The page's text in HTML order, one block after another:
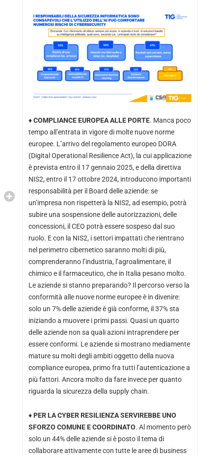
♦COMPLIANCE EUROPEA ALLE PORTE. Manca poco
tempo all’entrata in vigore di molte nuove norme
europee. L’arrivo del regolamento europeo DORA
(Digital Operational Resilience Act), la cui applicazione
è prevista entro il 17 gennaio 2025, e della direttiva
NIS2, entro il 17 ottobre 2024, introducono importanti
responsabilità per il Board delle aziende: se
un’impresa non rispetterà la NIS2, ad esempio, potrà
subire una sospensione delle autorizzazioni, delle
concessioni, il CEO potrà essere sospeso dal suo
ruolo. E con la NIS2, i settori impattati che rientrano
nel perimetro cibernetico saranno molti di più,
comprenderanno l’industria, l’agroalimentare, il
chimico e il farmaceutico, che in Italia pesano molto.
Le aziende si stanno preparando? Il percorso verso la
conformità alle nuove norme europee è in divenire:
solo un 7% delle aziende è già conforme, il 37% sta
iniziando a muovere i primi passi. Quasi un quarto
delle aziende non sa quali azioni intraprendere per
essere conformi. Le aziende si mostrano mediamente
mature su molti degli ambiti oggetto della nuova
compliance europea, primo fra tutti l’autenticazione a
più fattori. Ancora molto da fare invece per quanto
riguarda la sicurezza della supply chain.
♦ PER LA CYBER RESILIENZA SERVIREBBE UNO
SFORZO COMUNE E COORDINATO. Al momento però
solo un 44% delle aziende si è posto il tema di
collaborare attivamente con tutte le aree di business